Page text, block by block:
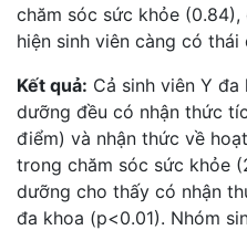
chăm sóc sức khỏe
hiện sinh viên càng có
Kết quả: Cả sinh viên Y
dưỡng đều có nhận thức
điểm) và nhận thức về
trong chăm sóc sức khỏe
dưỡng cho thấy có nhận
đa khoa (p<0.01). Nhóm